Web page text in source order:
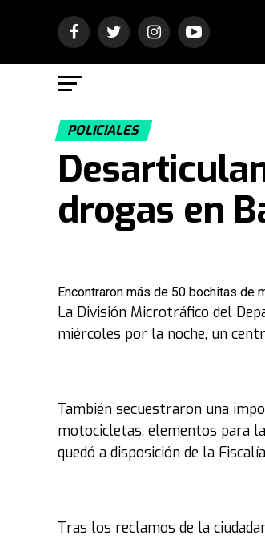
POLICIALES
drogas en
Encontraron más de 50 bochitas de
La División Microtráfico del
miércoles por la noche, un
También secuestraron una
motocicletas, elementos para
quedó a disposición de la
Tras los reclamos de la